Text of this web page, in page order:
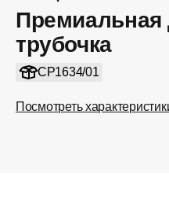
Премиальная
трубочка
CP1634/01
Посмотреть